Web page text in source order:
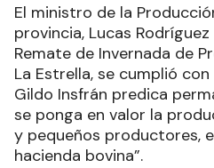
El ministro de la
provincia, Lucas
Remate de Invernada de
La Estrella, se cumplió
Gildo Insfrán predica
se ponga en valor la
y pequeños productores,
hacienda bovina”.